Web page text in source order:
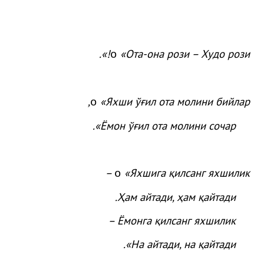
o «Ота-она рози– Худо рози
!»
.
o «Яхши ўғил ота молини бийлар
,
Ёмон ўғил ота молини сочар
»
.
o «Яхшига қилсанг яхшилик –
Ҳам айтади, ҳам қайтади.
Ёмонга қилсанг яхшилик –
На айтади, на қайтади».